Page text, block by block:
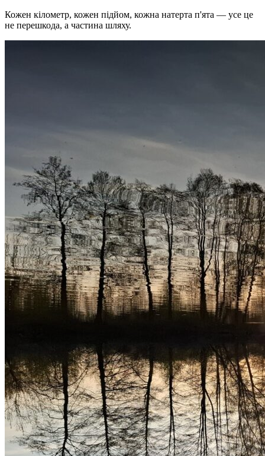
Кожен кілометр, кожен підйом, кожна натерта п'ята — усе це
не перешкода, а частина шляху.